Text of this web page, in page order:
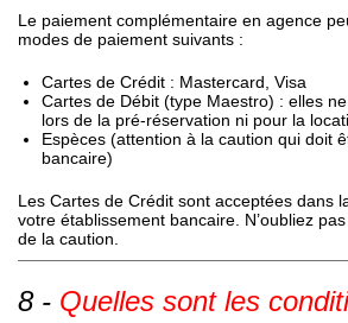
Le paiement complémentaire en agence
modes de paiement suivants :
Cartes de Crédit : Mastercard, Visa
Cartes de Débit (type Maestro) : elles
lors de la pré-réservation ni pour la
Espèces (attention à la caution qui doit
bancaire)
Les Cartes de Crédit sont acceptées dans
votre établissement bancaire. N’oubliez
de la caution.
Quelles sont les